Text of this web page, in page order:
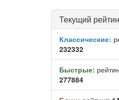
Текущий
Классические:
232332
Быстрые:
277884